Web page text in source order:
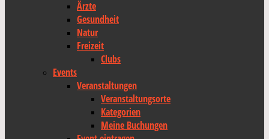
Ärzte
Gesundheit
Natur
Freizeit
Clubs
Events
Veranstaltungen
Veranstaltungsorte
Kategorien
Meine Buchungen